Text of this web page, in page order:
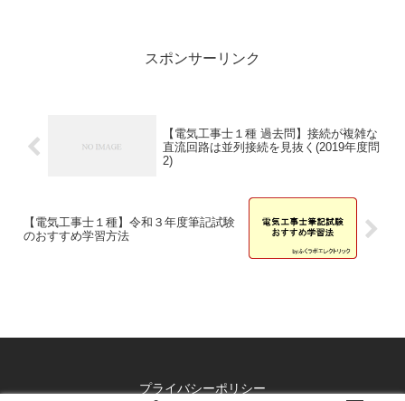
スポンサーリンク
【電気工事士１種 過去問】接続が複雑な
直流回路は並列接続を見抜く(2019年度問
2)
【電気工事士１種】令和３年度筆記試験
のおすすめ学習方法
プライバシーポリシー